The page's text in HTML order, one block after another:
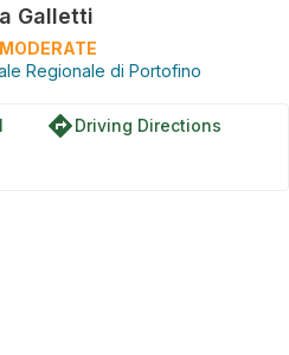
Galletti
MODERATE
Regionale di Portofino
directionsDriving Directions